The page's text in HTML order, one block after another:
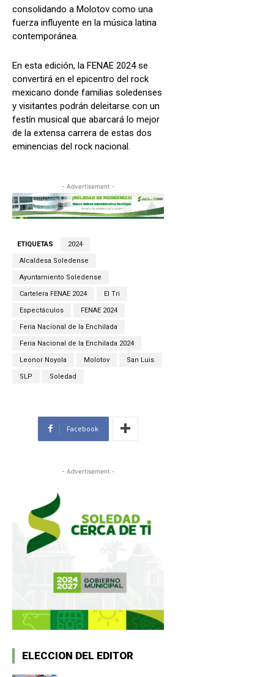
consolidando a Molotov como una
fuerza influyente en la música latina
contemporánea.
En esta edición, la FENAE 2024 se
convertirá en el epicentro del rock
mexicano donde familias soledenses
y visitantes podrán deleitarse con un
festín musical que abarcará lo mejor
de la extensa carrera de estas dos
eminencias del rock nacional.
- Advertisement -
ETIQUETAS 2024
Alcaldesa Soledense
Ayuntamiento Soledense
Cartelera FENAE 2024 El Tri
Espectáculos FENAE 2024
Feria Nacional de la Enchilada
Feria Nacional de la Enchilada 2024
Leonor Noyola Molotov San Luis
SLP Soledad
Facebook
- Advertisement -
ELECCION DEL EDITOR